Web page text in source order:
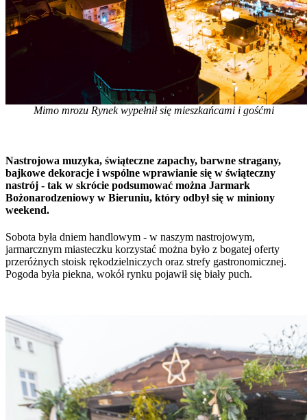
Mimo mrozu Rynek wypełnił się mieszkańcami i gośćmi
Nastrojowa muzyka, świąteczne zapachy, barwne stragany,
bajkowe dekoracje i wspólne wprawianie się w świąteczny
nastrój - tak w skrócie podsumować można Jarmark
Bożonarodzeniowy w Bieruniu, który odbył się w miniony
weekend.
Sobota była dniem handlowym - w naszym nastrojowym,
jarmarcznym miasteczku korzystać można było z bogatej oferty
przeróżnych stoisk rękodzielniczych oraz strefy gastronomicznej.
Pogoda była piekna, wokół rynku pojawił się biały puch.